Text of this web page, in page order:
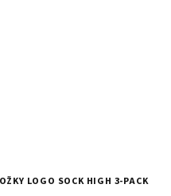
LOGO SOCK HIGH 3-PACK